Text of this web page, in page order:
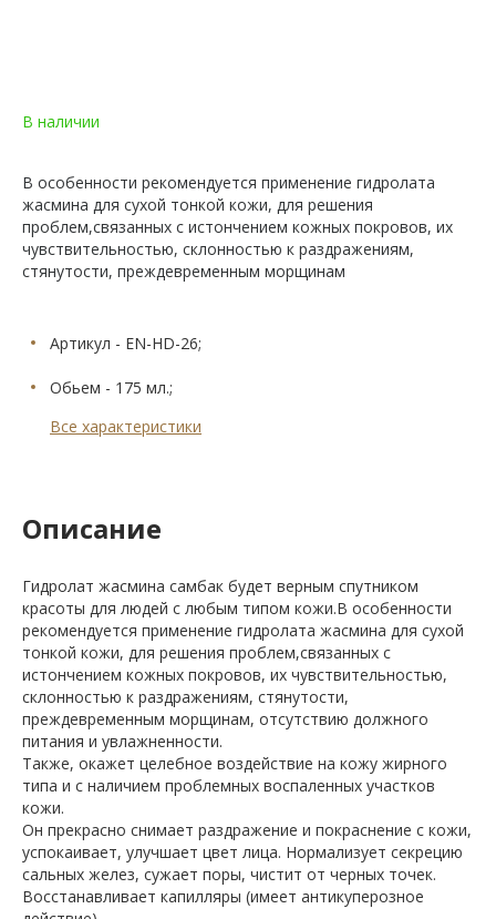
В наличии
В особенности рекомендуется применение гидролата
жасмина для сухой тонкой кожи, для решения
проблем,связанных с истончением кожных покровов, их
чувствительностью, склонностью к раздражениям,
стянутости, преждевременным морщинам
Артикул - EN-HD-26;
Обьем - 175 мл.;
Все характеристики
Описание
Гидролат жасмина самбак будет верным спутником
красоты для людей с любым типом кожи.В особенности
рекомендуется применение гидролата жасмина для сухой
тонкой кожи, для решения проблем,связанных с
истончением кожных покровов, их чувствительностью,
склонностью к раздражениям, стянутости,
преждевременным морщинам, отсутствию должного
питания и увлажненности.
Также, окажет целебное воздействие на кожу жирного
типа и с наличием проблемных воспаленных участков
кожи.
Он прекрасно снимает раздражение и покраснение с кожи,
успокаивает, улучшает цвет лица. Нормализует секрецию
сальных желез, сужает поры, чистит от черных точек.
Восстанавливает капилляры (имеет антикуперозное